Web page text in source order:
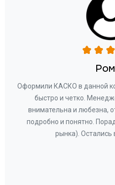
Оформили КАСКО в данной
быстро и четко.
внимательна и любезна,
подробно и понятно.
рынка). Остались